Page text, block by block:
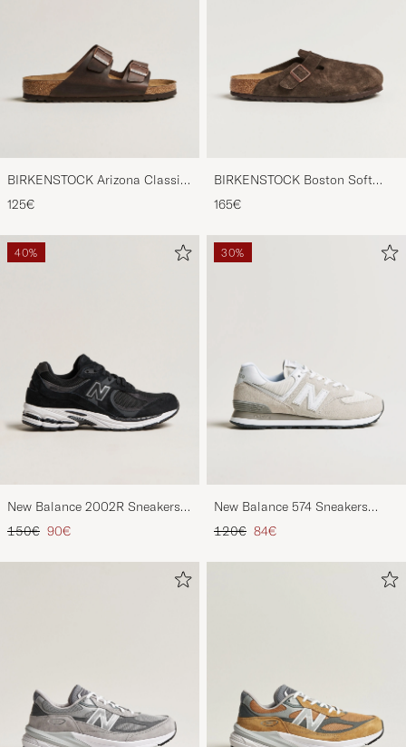
BIRKENSTOCK Arizona Classic
Footbed Habana Oiled Leather
125€
BIRKENSTOCK Boston Soft
Footbed Mocca Suede
165€
40%
New Balance 2002R Sneakers
Black
Prezzo ordinario
150€ Prezzo ridotto
90€
30%
New Balance 574 Sneakers
Nimbus Cloud
Prezzo ordinario
120€ Prezzo ridotto
84€